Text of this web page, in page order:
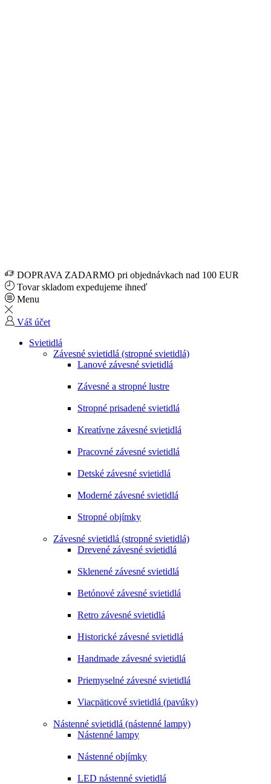
DOPRAVA ZADARMO pri objednávkach nad 100 EUR
Tovar skladom expedujeme ihneď
Menu
Váš účet
Svietidlá
Závesné svietidlá (stropné svietidlá)
Lanové závesné svietidlá
Závesné a stropné lustre
Stropné prisadené svietidlá
Kreatívne závesné svietidlá
Pracovné závesné svietidlá
Detské závesné svietidlá
Moderné závesné svietidlá
Stropné objímky
Závesné svietidlá (stropné svietidlá)
Drevené závesné svietidlá
Sklenené závesné svietidlá
Betónové závesné svietidlá
Retro závesné svietidlá
Historické závesné svietidlá
Handmade závesné svietidlá
Priemyselné závesné svietidlá
Viacpäticové svietidlá (pavúky)
Nástenné svietidlá (nástenné lampy)
Nástenné lampy
Nástenné objímky
LED nástenné svietidlá